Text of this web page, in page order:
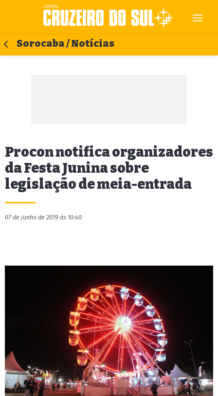
Sorocaba / Notícias
Procon notifica organizadores
da Festa Junina sobre
legislação de meia-entrada
07 de Junho de 2019 às 10:40